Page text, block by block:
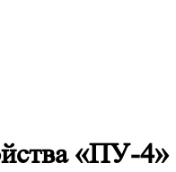
«ПУ-4»